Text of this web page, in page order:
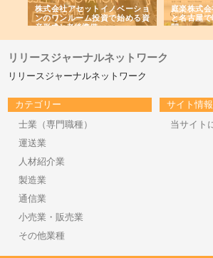
株式会社アセットイノベーショ
ンのワンルーム投資で始める資
産形成と老後準備
庭楽株式
と名古屋
間
リリースジャーナルネットワーク
リリースジャーナルネットワーク
カテゴリー
士業（専門職種）
運送業
人材紹介業
製造業
通信業
小売業・販売業
その他業種
サイト情報
当サイト